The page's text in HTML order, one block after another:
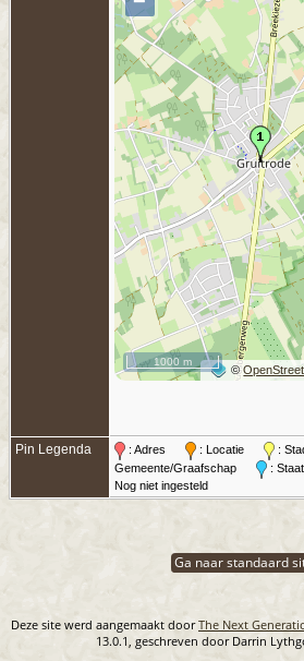
©
1000 m
Pin Legenda : Adres : Locatie :
Gemeente/Graafschap
:
Nog niet ingesteld
Ga naar standaard
Deze site werd aangemaakt doorThe Next
13.0.1, geschreven door Darrin